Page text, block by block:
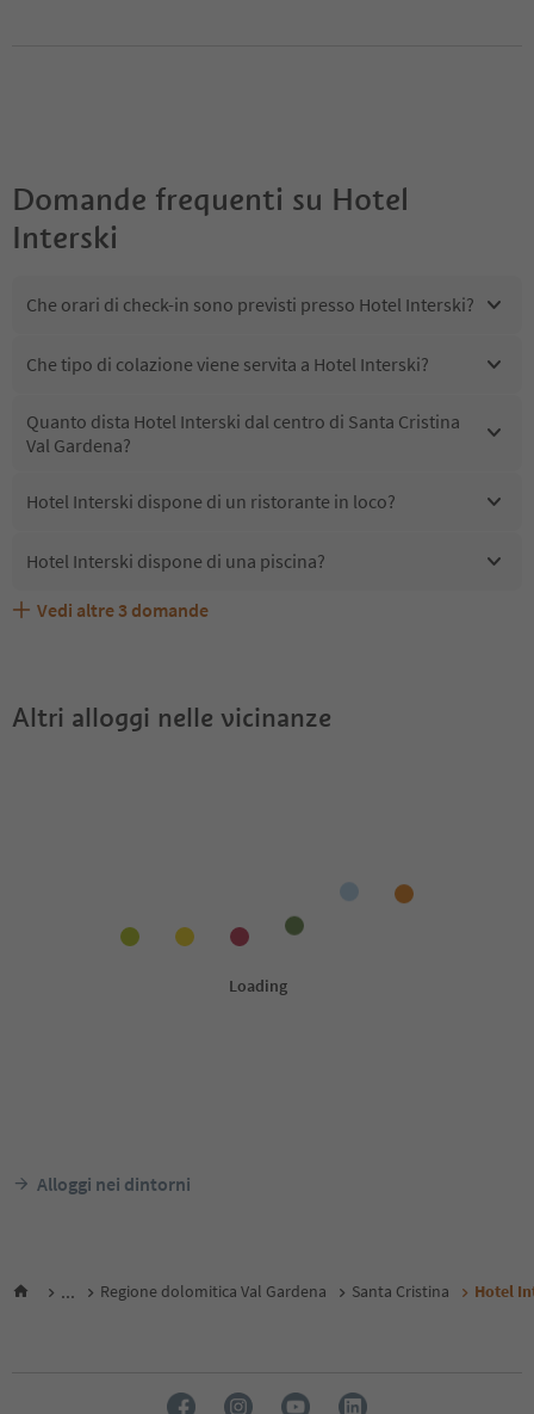
Domande frequenti su Hotel
Interski
Che orari di check-in sono previsti presso Hotel Interski?
Che tipo di colazione viene servita a Hotel Interski?
Quanto dista Hotel Interski dal centro di Santa Cristina
Val Gardena?
Hotel Interski dispone di un ristorante in loco?
Hotel Interski dispone di una piscina?
Hotel Interski accetta animali domestici?
Quali servizi/attività sono disponibili presso Hotel
Gli ospiti di Hotel Interski ricevono l'Alto Adige Guest
Vedi altre 3 domande
Altri alloggi nelle vicinanze
Alloggi nei dintorni
... Regione dolomitica Val Gardena Santa Cristina Hotel